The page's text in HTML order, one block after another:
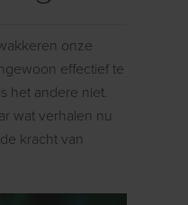
onze
effectief te
het andere niet.
wat verhalen nu
kracht van